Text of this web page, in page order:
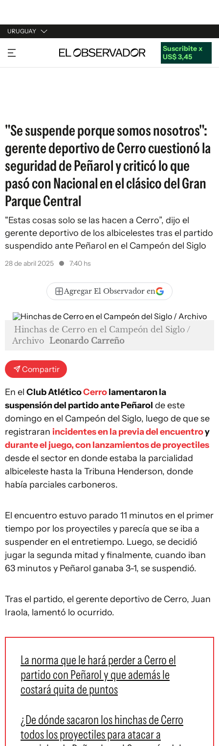
URUGUAY
URUGUAY
ARGENTINA
Suscribite x
US$ 3,45
"Se suspende porque somos nosotros":
gerente deportivo de Cerro cuestionó la
seguridad de Peñarol y criticó lo que
pasó con Nacional en el clásico del Gran
Parque Central
"Estas cosas solo se las hacen a Cerro”, dijo el
gerente deportivo de los albicelestes tras el partido
suspendido ante Peñarol en el Campeón del Siglo
28 de abril 2025 7:40 hs
Agregar El Observador en
Hinchas de Cerro en el Campeón del Siglo /
Archivo Leonardo Carreño
Compartir
En el Club AtléticoCerrolamentaron la
suspensión del partido ante Peñarol de este
domingo en el Campeón del Siglo, luego de que se
registraran incidentes en la previa del encuentroy
durante el juego, con lanzamientos de proyectiles
desde el sector en donde estaba la parcialidad
albiceleste hasta la Tribuna Henderson, donde
había parciales carboneros.
El encuentro estuvo parado 11 minutos en el primer
tiempo por los proyectiles y parecía que se iba a
suspender en el entretiempo. Luego, se decidió
jugar la segunda mitad y finalmente, cuando iban
63 minutos y Peñarol ganaba 3-1, se suspendió.
Tras el partido, el gerente deportivo de Cerro, Juan
Iraola, lamentó lo ocurrido.
La norma que le hará perder a Cerro el
partido con Peñarol y que además le
costará quita de puntos
¿De dónde sacaron los hinchas de Cerro
todos los proyectiles para atacar a